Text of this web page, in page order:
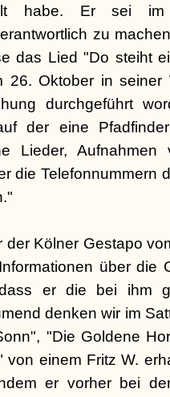
habe. Er sei im
zu
das Lied "Do steiht
26. Oktober in seiner
durchgeführt
der eine
Lieder, Aufnahmen
die Telefonnummern
der Kölner Gestapo
über die
er die bei ihm
denken wir im
"Die Goldene
von einem Fritz W.
er vorher bei